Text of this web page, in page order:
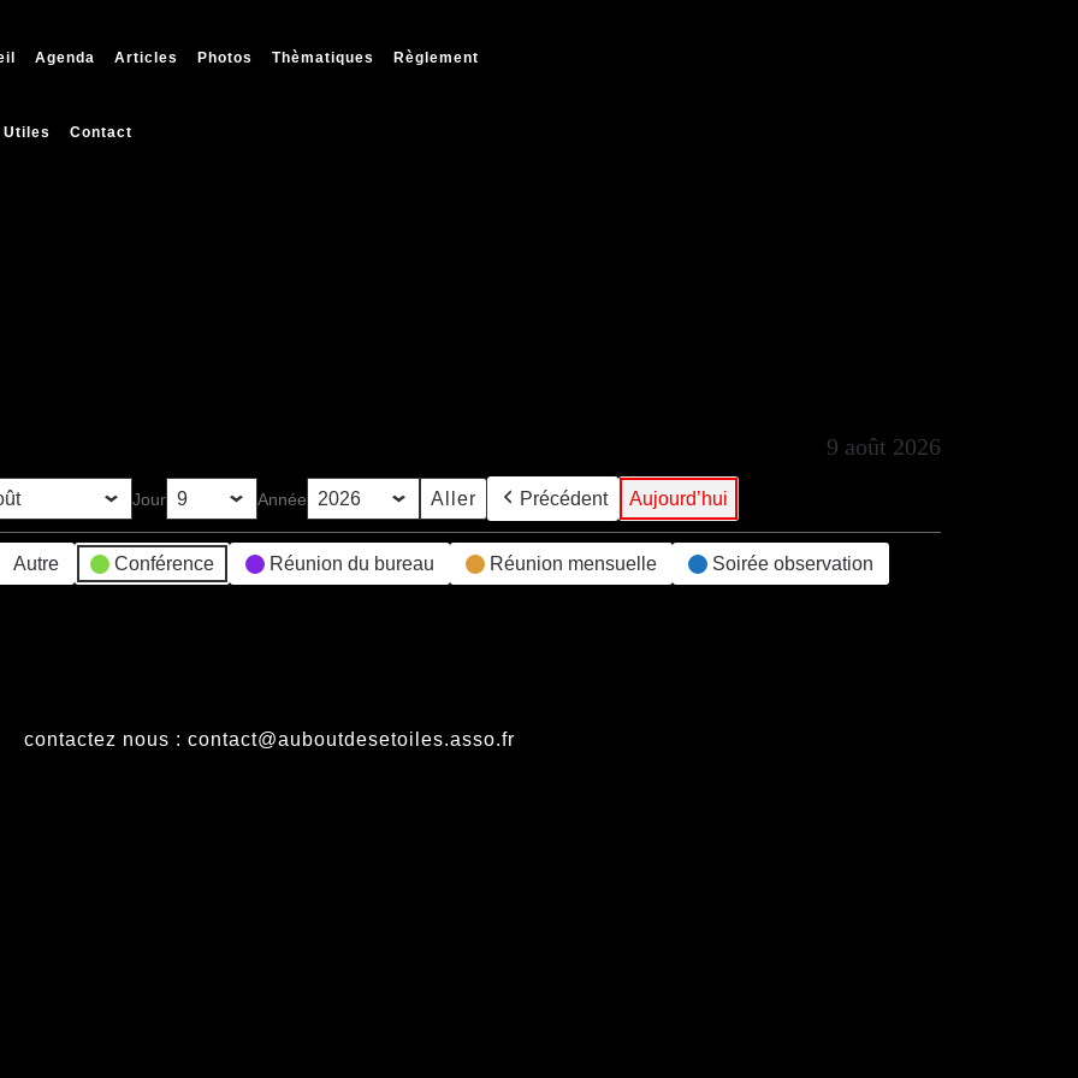
Agenda Articles Photos Thèmatiques Règlement
Utiles Contact
9 août 2026
Jour Année Précédent Aujourd’hui
Autre Conférence Réunion du bureau Réunion mensuelle Soirée observation
contactez nous : contact@auboutdesetoiles.asso.fr